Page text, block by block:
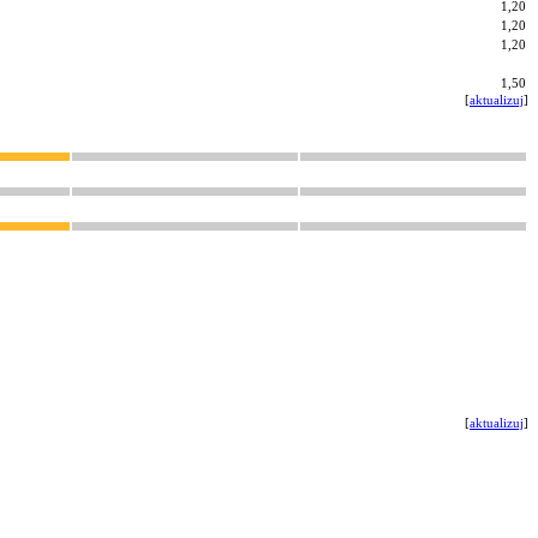
1,20
1,20
1,20
1,50
[aktualizuj]
[aktualizuj]